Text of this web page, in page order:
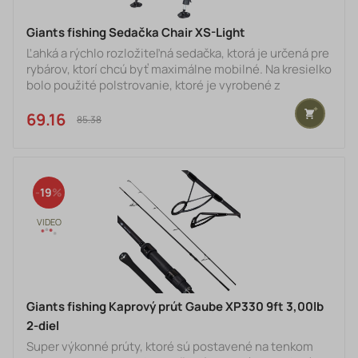
Giants fishing Sedačka Chair XS-Light
Ľahká a rýchlo rozložiteľná sedačka, ktorá je určená pre
rybárov, ktorí chcú byť maximálne mobilné. Na kresielko
bolo použité polstrovanie, ktoré je vyrobené z
pritom pevnej oceľovej zliatiny. Špecifikácia: - rýchlo
rozložiteľná konštrukcia - jedinečný dizajn matraca s
22 mm - štyri výškovo nastaviteľné noh
69.16 €85.38 €
19
Giants fishing Kaprový prút Gaube XP330 9ft 3,00lb
2-diel
Super výkonné prúty, ktoré sú postavené na tenkom